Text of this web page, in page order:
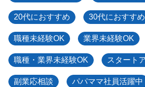
20代におすすめ 30代におすすめ
職種未経験OK 業界未経験OK
職種・業界未経験OK スタート
副業応相談 パパママ社員活躍中